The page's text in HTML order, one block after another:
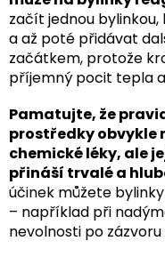
začít jednou
a až poté přidávat
začátkem, protože
příjemný pocit tepla a
Pamatujte, že
prostředky obvykle
chemické léky, ale
přináší trvalé a
účinek můžete
– například při
nevolnosti po